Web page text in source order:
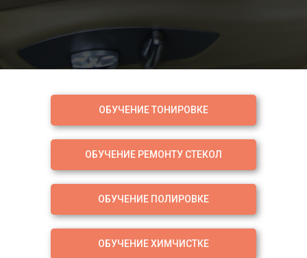
ОБУЧЕНИЕ ТОНИРОВКЕ
ОБУЧЕНИЕ ПОЛИРОВКЕ
ОБУЧЕНИЕ РЕМОНТУ СТЕКОЛ
ОБУЧЕНИЕ ХИМЧИСТКЕ